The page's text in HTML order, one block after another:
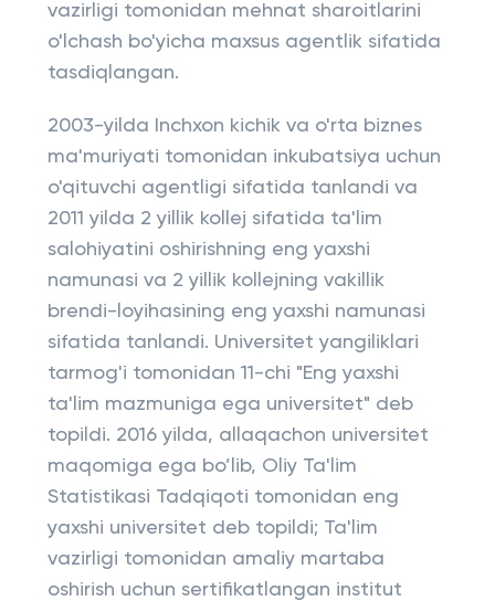
vazirligi tomonidan mehnat sharoitlarini
o'lchash bo'yicha maxsus agentlik sifatida
tasdiqlangan.
2003-yilda Inchxon kichik va o'rta biznes
ma'muriyati tomonidan inkubatsiya uchun
o'qituvchi agentligi sifatida tanlandi va
2011 yilda 2 yillik kollej sifatida ta'lim
salohiyatini oshirishning eng yaxshi
namunasi va 2 yillik kollejning vakillik
brendi-loyihasining eng yaxshi namunasi
sifatida tanlandi. Universitet yangiliklari
tarmog'i tomonidan 11-chi "Eng yaxshi
ta'lim mazmuniga ega universitet" deb
topildi. 2016 yilda, allaqachon universitet
maqomiga ega bo’lib, Oliy Ta'lim
Statistikasi Tadqiqoti tomonidan eng
yaxshi universitet deb topildi; Ta'lim
vazirligi tomonidan amaliy martaba
oshirish uchun sertifikatlangan institut